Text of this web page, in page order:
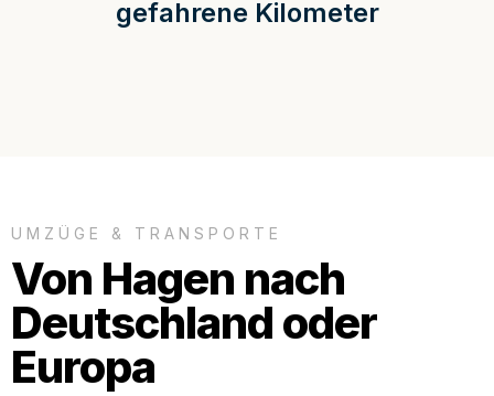
gefahrene Kilometer
UMZÜGE & TRANSPORTE
Von Hagen nach
Deutschland oder
Europa